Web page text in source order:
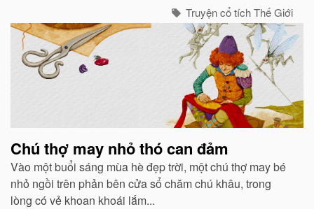
Truyện cổ tích Thế Giới
Chú thợ may nhỏ thó can đảm
Vào một buổi sáng mùa hè đẹp trời, một chú thợ may bé
nhỏ ngồi trên phản bên cửa sổ chăm chú khâu, trong
lòng có vẻ khoan khoái lắm...